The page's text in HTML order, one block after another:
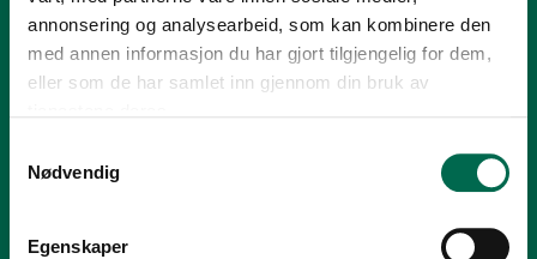
annonsering og analysearbeid, som kan kombinere den
med annen informasjon du har gjort tilgjengelig for dem,
eller som de har samlet inn gjennom din bruk av
Nødvendig
Egenskaper
Tlf.: +47 23 00 84 00
firmapost@polyflor.no